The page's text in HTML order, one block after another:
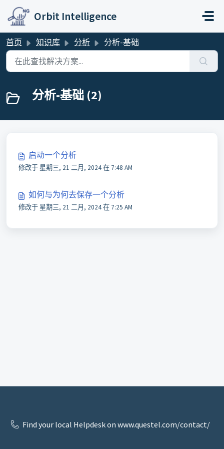
跳过至主要内容
Orbit Intelligence
首页 知识库 分析 分析-基础
分析-基础 (2)
启动一个分析
修改于 星期三, 21 二月, 2024 在 7:48 AM
如何与为何去保存一个分析
修改于 星期三, 21 二月, 2024 在 7:25 AM
Find your local Helpdesk on www.questel.com/contact/